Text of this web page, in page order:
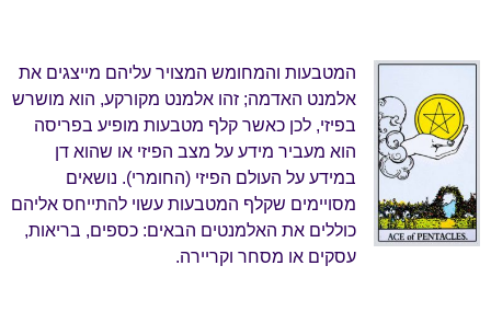
המטבעות והמחומש המצויר עליהם מייצגים את
אלמנט האדמה; זהו אלמנט מקורקע, הוא מושרש
בפיזי, לכן כאשר קלף מטבעות מופיע בפריסה
הוא מעביר מידע על מצב הפיזי או שהוא דן
במידע על העולם הפיזי (החומרי). נושאים
מסויימים שקלף המטבעות עשוי להתייחס אליהם
כוללים את האלמנטים הבאים: כספים, בריאות,
עסקים או מסחר וקריירה.